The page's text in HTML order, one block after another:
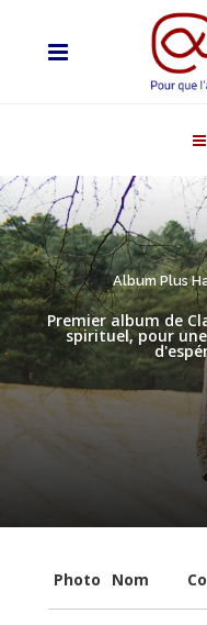
Album Plus
Premier album de
spirituel, pour
Photo Nom